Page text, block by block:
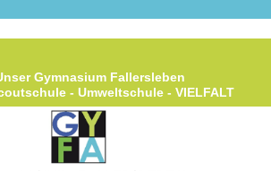
Gymnasium Fallersleben
- Umweltschule - VIELFALT